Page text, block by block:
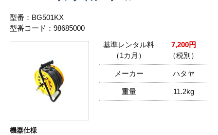
型番：BG501KX
型番コード：98685000
基準レンタル料
（1カ月）
7,200円
（税別）
メーカー ハタヤ
重量 11.2kg
機器仕様